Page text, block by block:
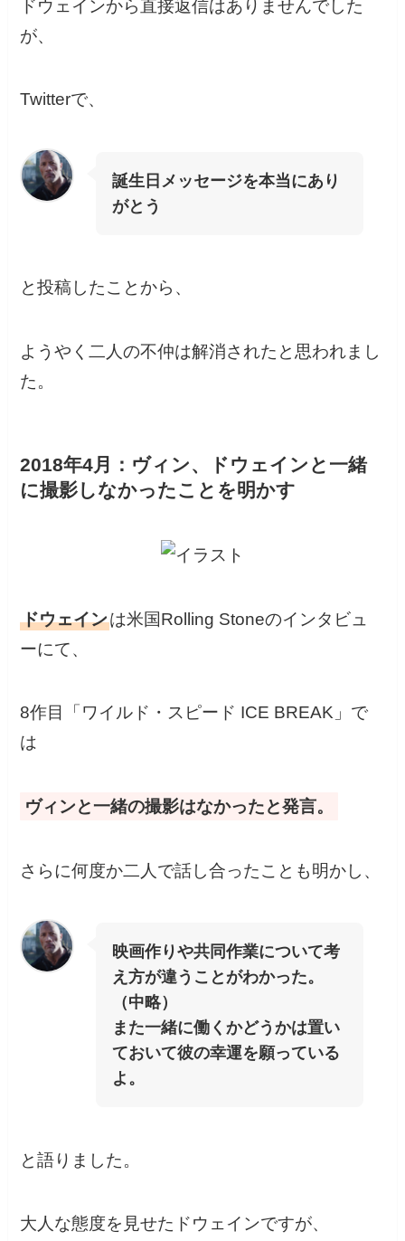
ドウェインから直接返信はありませんでした
が、
Twitterで、
誕生日メッセージを本当にあり
がとう
と投稿したことから、
ようやく二人の不仲は解消されたと思われまし
た。
2018年4月：ヴィン、ドウェインと一緒
に撮影しなかったことを明かす
ドウェインは米国Rolling Stoneのインタビュ
ーにて、
8作目「ワイルド・スピード ICE BREAK」で
は
ヴィンと一緒の撮影はなかったと発言。
さらに何度か二人で話し合ったことも明かし、
映画作りや共同作業について考
え方が違うことがわかった。
（中略）
また一緒に働くかどうかは置い
ておいて彼の幸運を願っている
よ。
と語りました。
大人な態度を見せたドウェインですが、